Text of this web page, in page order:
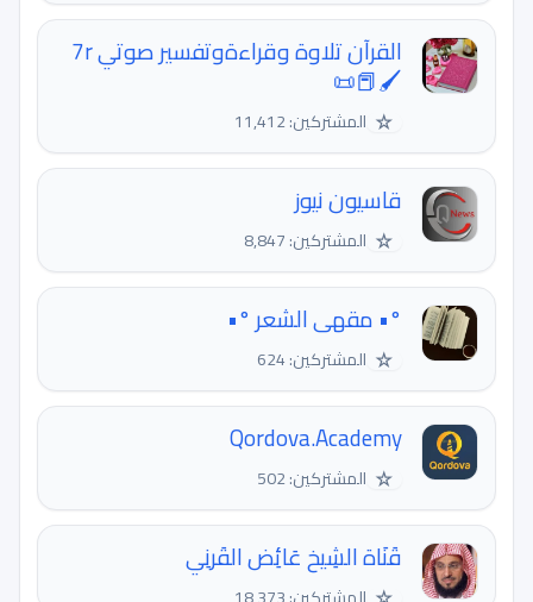
القرآن تلاوة وقراءةوتفسير صوتي 7r
🖌📕📜
☆ المشتركين: 11,412
قاسيون نيوز
☆ المشتركين: 8,847
°• مقهى الشعر °•
☆ المشتركين: 624
Qordova.Academy
☆ المشتركين: 502
قَنَاة الشِيخ عَائِض القَرنِي